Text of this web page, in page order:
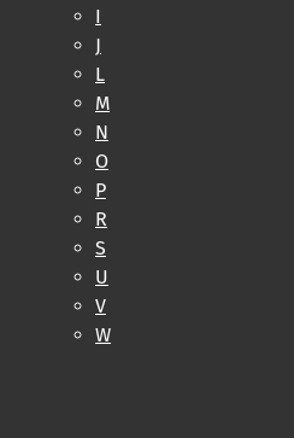
I
J
L
M
N
O
P
R
S
U
V
W